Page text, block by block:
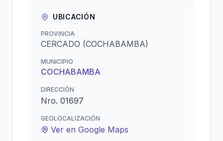
UBICACIÓN
PROVINCIA
CERCADO (COCHABAMBA)
MUNICIPIO
COCHABAMBA
DIRECCIÓN
Nro. 01697
GEOLOCALIZACIÓN
Ver en Google Maps